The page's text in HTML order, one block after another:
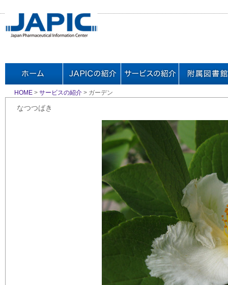
HOME > サービスの紹介 > ガーデン
なつつばき